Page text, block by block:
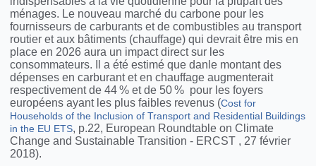
ménages. Le nouveau marché du carbone pour les
fournisseurs de carburants et de combustibles au transport
routier et aux bâtiments (chauffage) qui devrait être mis en
place en 2026 aura un impact direct sur les
consommateurs. Il a été estimé que danle montant des
dépenses en carburant et en chauffage augmenterait
respectivement de 44 % et de 50 % pour les foyers
européens ayant les plus faibles revenus (Cost for
Households of the Inclusion of Transport and Residential Buildings
in the EU ETS, p.22, European Roundtable on Climate
Change and Sustainable Transition - ERCST , 27 février
2018).